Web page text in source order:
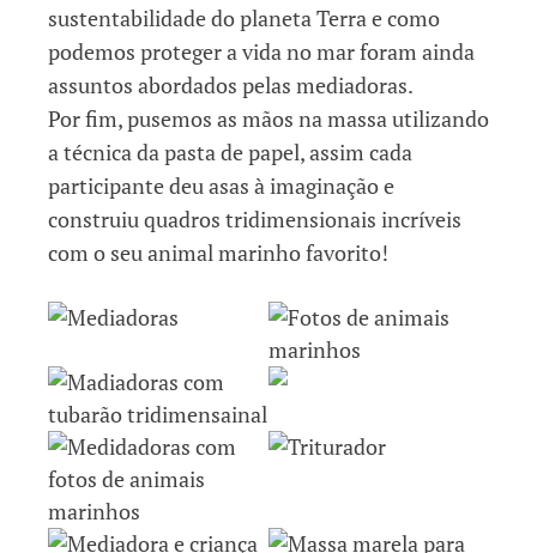
sustentabilidade do planeta Terra e como
podemos proteger a vida no mar foram ainda
assuntos abordados pelas mediadoras.
Por fim, pusemos as mãos na massa utilizando
a técnica da pasta de papel, assim cada
participante deu asas à imaginação e
construiu quadros tridimensionais incríveis
com o seu animal marinho favorito!